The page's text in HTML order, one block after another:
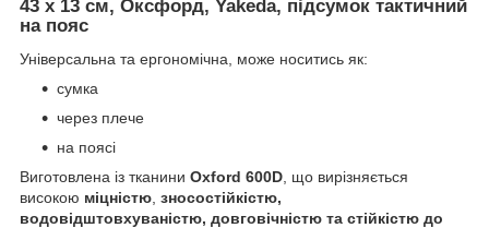
43 х 13 см, Оксфорд, Yakeda, підсумок тактичний
на пояс
Універсальна та ергономічна, може носитись як:
сумка
через плече
на поясі
Виготовлена із тканини Oxford 600D , що вирізняється
високою міцністю зносостійкістю,
водовідштовхуваністю, довговічністю та стійкістю до